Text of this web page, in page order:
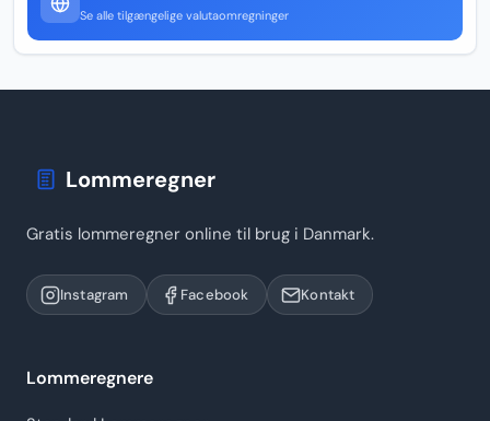
Se alle tilgængelige valutaomregninger
Lommeregner
Gratis lommeregner online til brug i Danmark.
Instagram Facebook Kontakt
Lommeregnere